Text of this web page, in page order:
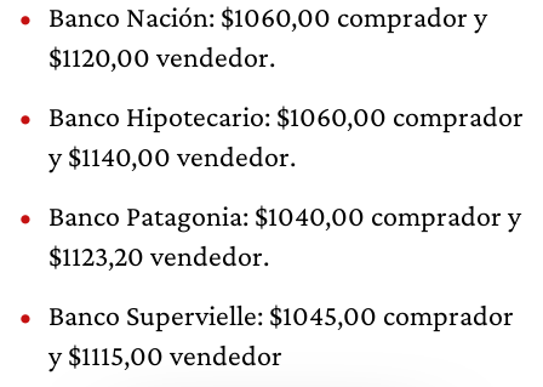
Banco Nación: $1060,00 comprador y
$1120,00 vendedor.
Banco Hipotecario: $1060,00 comprador
y $1140,00 vendedor.
Banco Patagonia: $1040,00 comprador y
$1123,20 vendedor.
Banco Supervielle: $1045,00 comprador
y $1115,00 vendedor